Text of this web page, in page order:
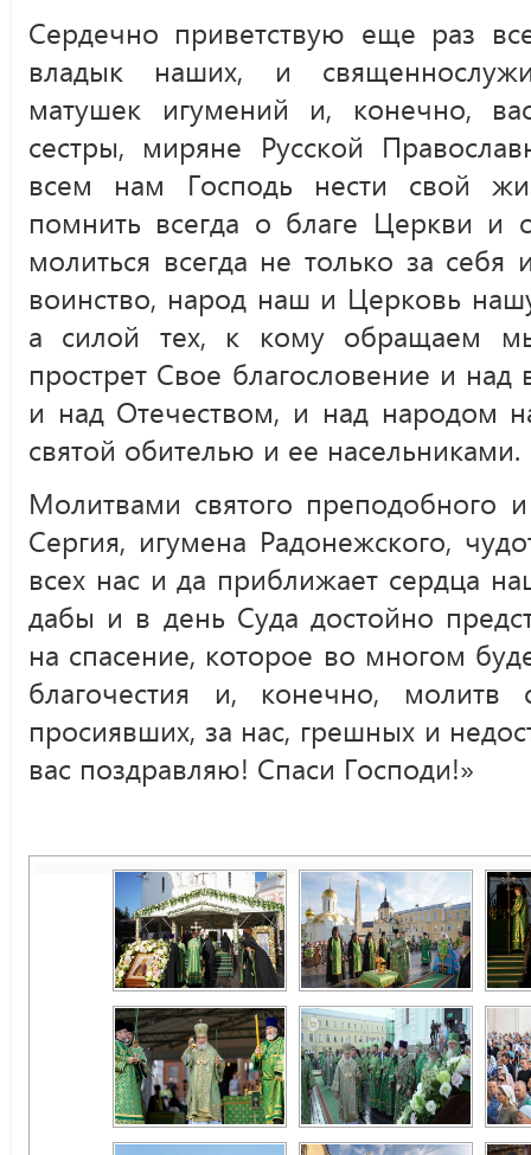
Сердечно приветствую еще раз
владык наших, и
матушек игумений и, конечно,
сестры, миряне Русской
всем нам Господь нести свой
помнить всегда о благе Церкви и
молиться всегда не только за
воинство, народ наш и Церковь
а силой тех, к кому обращаем
прострет Свое благословение и над
и над Отечеством, и над народом
святой обителью и ее насельниками.
Молитвами святого преподобного
Сергия, игумена Радонежского,
всех нас и да приближает сердца
дабы и в день Суда достойно
на спасение, которое во многом
благочестия и, конечно, молитв
просиявших, за нас, грешных и
вас поздравляю! Спаси Господи!»